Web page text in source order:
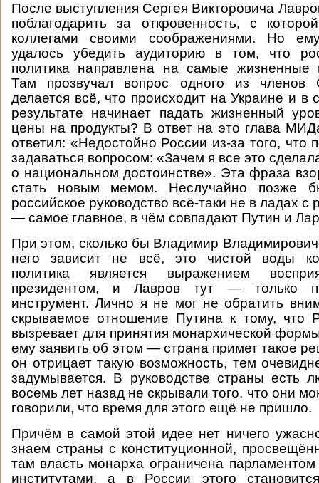
После выступления Сергея Викторовича
поблагодарить за откровенность, с
коллегами своими соображениями. Но
удалось убедить аудиторию в том, что
политика направлена на самые жизненные
Там прозвучал вопрос одного из
делается всё, что происходит на Украине и в
результате начинает падать жизненный
цены на продукты? В ответ на это глава
ответил: «Недостойно России из-за того, что
задаваться вопросом: «Зачем я все это
о национальном достоинстве». Эта фраза
стать новым мемом. Неслучайно позже
российское руководство всё-таки не в ладах с
— самое главное, в чём совпадают Путин и
При этом, сколько бы Владимир Владимирович
него зависит не всё, это чистой воды
политика является выражением
президентом, и Лавров тут — только
инструмент. Лично я не мог не обратить
скрываемое отношение Путина к тому, что
вызревает для принятия монархической
ему заявить об этом — страна примет такое
он отрицает такую возможность, тем
задумывается. В руководстве страны есть
восемь лет назад не скрывали того, что они
говорили, что время для этого ещё не пришло.
Причём в самой этой идее нет ничего
знаем страны с конституционной,
там власть монарха ограничена
институтами, а в России этого